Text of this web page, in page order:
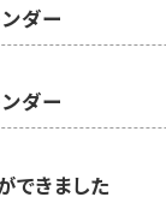
ダー
ダー
できました